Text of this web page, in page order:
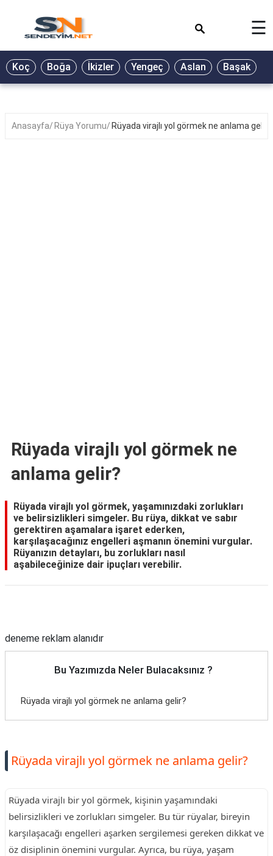
BİYOGRAFİ
GALERİ
☰
Koç Boğa İkizler Yengeç Aslan Başak
Anasayfa Rüya Yorumu Rüyada virajlı yol görmek ne anlama gelir?
Rüyada virajlı yol görmek ne
anlama gelir?
Rüyada virajlı yol görmek, yaşamınızdaki zorlukları
ve belirsizlikleri simgeler. Bu rüya, dikkat ve sabır
gerektiren aşamalara işaret ederken,
karşılaşacağınız engelleri aşmanın önemini vurgular.
Rüyanızın detayları, bu zorlukları nasıl
aşabileceğinize dair ipuçları verebilir.
deneme reklam alanıdır
Bu Yazımızda Neler Bulacaksınız ?
Rüyada virajlı yol görmek ne anlama gelir?
Rüyada virajlı yol görmek ne anlama gelir?
Rüyada virajlı bir yol görmek, kişinin yaşamındaki
belirsizlikleri ve zorlukları simgeler. Bu tür rüyalar, bireyin
karşılaşacağı engelleri aşarken sergilemesi gereken dikkat ve
öz disiplinin önemini vurgular. Ayrıca, bu rüya, yaşam